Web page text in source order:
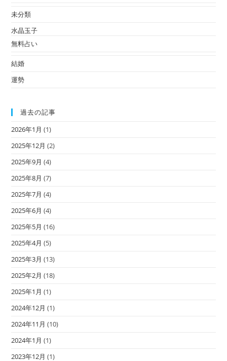
未分類
水晶玉子
無料占い
結婚
運勢
過去の記事
2026年1月 (1)
2025年12月 (2)
2025年9月 (4)
2025年8月 (7)
2025年7月 (4)
2025年6月 (4)
2025年5月 (16)
2025年4月 (5)
2025年3月 (13)
2025年2月 (18)
2025年1月 (1)
2024年12月 (1)
2024年11月 (10)
2024年1月 (1)
2023年12月 (1)